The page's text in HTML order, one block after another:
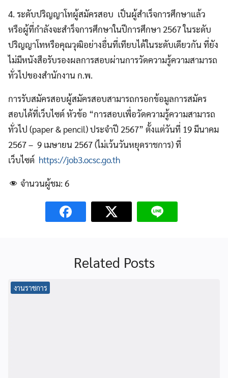
4. ระดับปริญญาโทผู้สมัครสอบ เป็นผู้สำเร็จการศึกษาแล้ว
หรือผู้ที่กำลังจะสำร็จการศึกษาในปีการศึกษา 2567 ในระดับ
ปริญญาโทหรือคุณวุฒิอย่างอื่นที่เทียบได้ในระดับเดียวกัน ที่ยัง
ไม่มีหนังสือรับรองผลการสอบผ่านการวัดความรู้ความสามารถ
ทั่วไปของสำนักงาน ก.พ.
การรับสมัครสอบผู้สมัครสอบสามารถกรอกข้อมูลการสมัคร
สอบได้ที่เว็บไซต์ หัวข้อ “การสอบเพื่อวัดความรู้ความสามารถ
ทั่วไป (paper & pencil) ประจำปี 2567” ตั้งแต่วันที่ 19 มีนาคม
2567 – 9 เมษายน 2567 (ไม่เว้นวันหยุดราชการ) ที่
เว็บไซต์ https://job3.ocsc.go.th
จำนวนผู้ชม: 6
Related Posts
งานราชการ